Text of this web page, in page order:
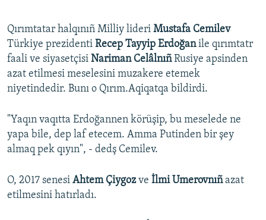
RFE/RS bütün saytları
Qırımtatar halqınıñ Milliy lideri Mustafa Cemilev
Türkiye prezidenti Recep Tayyip Erdoğanile qırımtatr
faali ve siyasetçisi Nariman CelâlnıñRusiye apsinden
azat etilmesi meselesini muzakere etemek
niyetindedir. Bunı o Qırım.Aqiqatqa bildirdi.
"Yaqın vaqıtta Erdoğannen körüşip, bu meselede ne
yapa bile, dep laf etecem. Amma Putinden bir şey
almaq pek qıyın", - dedş Cemilev.
O, 2017 senesi Ahtem Çiygozve İlmi Umerovnıñazat
etilmesini hatırladı.